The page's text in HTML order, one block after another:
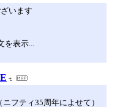
います
表示...
フティ35周年によせて）